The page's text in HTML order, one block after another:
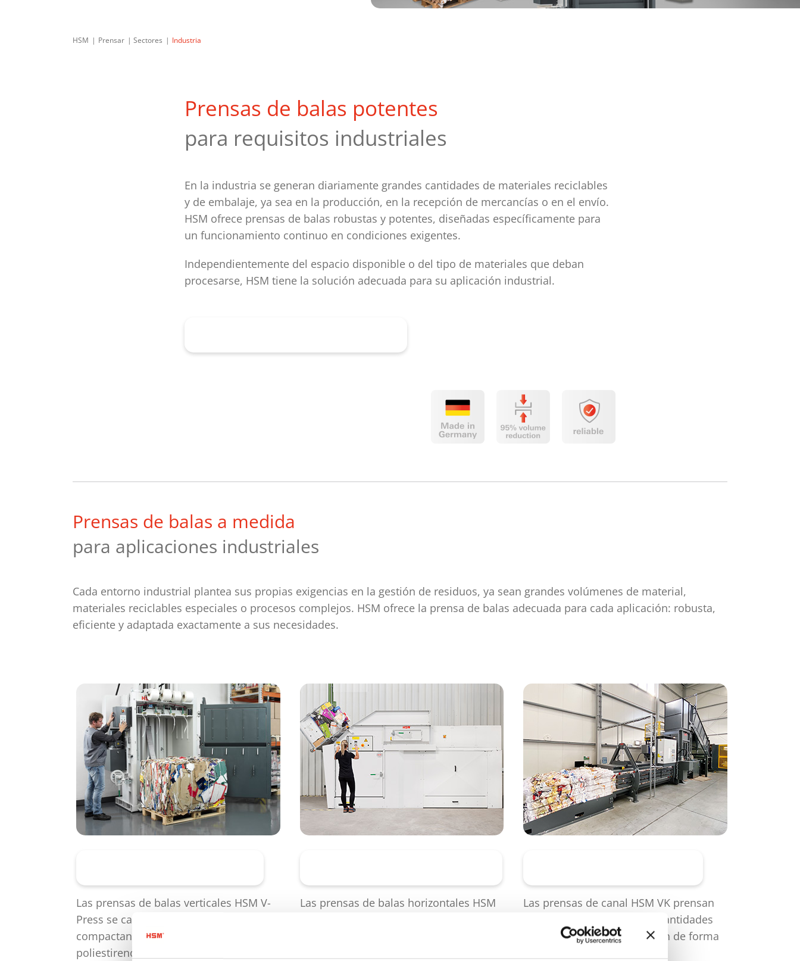
HSM Prensar Sectores Industria
Prensas de balas potentes
para requisitos industriales
En la industria se generan diariamente grandes cantidades de materiales reciclables
y de embalaje, ya sea en la producción, en la recepción de mercancías o en el envío.
HSM ofrece prensas de balas robustas y potentes, diseñadas específicamente para
un funcionamiento continuo en condiciones exigentes.
Independientemente del espacio disponible o del tipo de materiales que deban
procesarse, HSM tiene la solución adecuada para su aplicación industrial.
Prensas de balas a medida
para aplicaciones industriales
Cada entorno industrial plantea sus propias exigencias en la gestión de residuos, ya sean grandes volúmenes de material,
materiales reciclables especiales o procesos complejos. HSM ofrece la prensa de balas adecuada para cada aplicación: robusta,
eficiente y adaptada exactamente a sus necesidades.
Las prensas de balas verticales HSM V-
Press se cargan manualmente y
compactan cartón usado, film,
poliestireno y otros materiales de forma
Las prensas de balas horizontales HSM
Las prensas de canal HSM VK prensan
automáticamente grandes cantidades
de material que se alimentan de forma